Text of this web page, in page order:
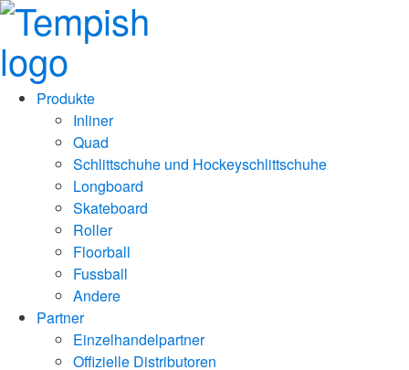
Produkte
Inliner
Quad
Schlittschuhe und Hockeyschlittschuhe
Longboard
Skateboard
Roller
Floorball
Fussball
Andere
Partner
Einzelhandelpartner
Offizielle Distributoren